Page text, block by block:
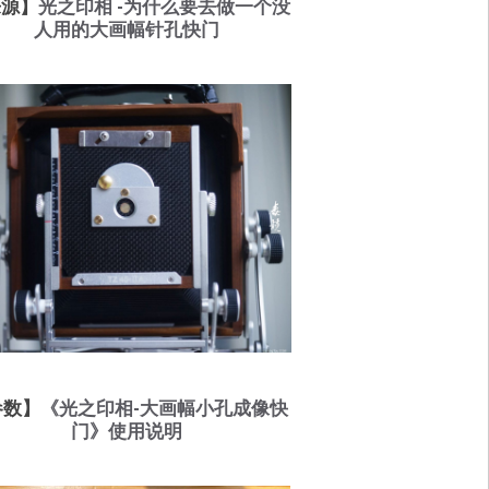
】 光之印相 -为什么要去做一个没
人用的大画幅针孔快门
】
《光之印相-大画幅小孔成像快
门》使用说明